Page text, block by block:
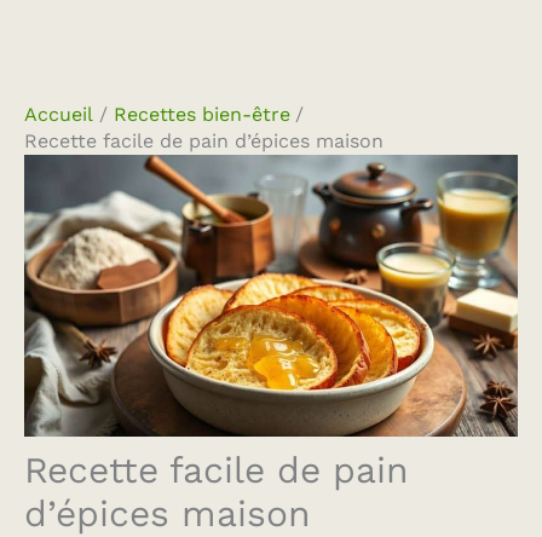
Accueil
Recettes bien-être
Recette facile de pain d’épices maison
Recette facile de pain
d’épices maison